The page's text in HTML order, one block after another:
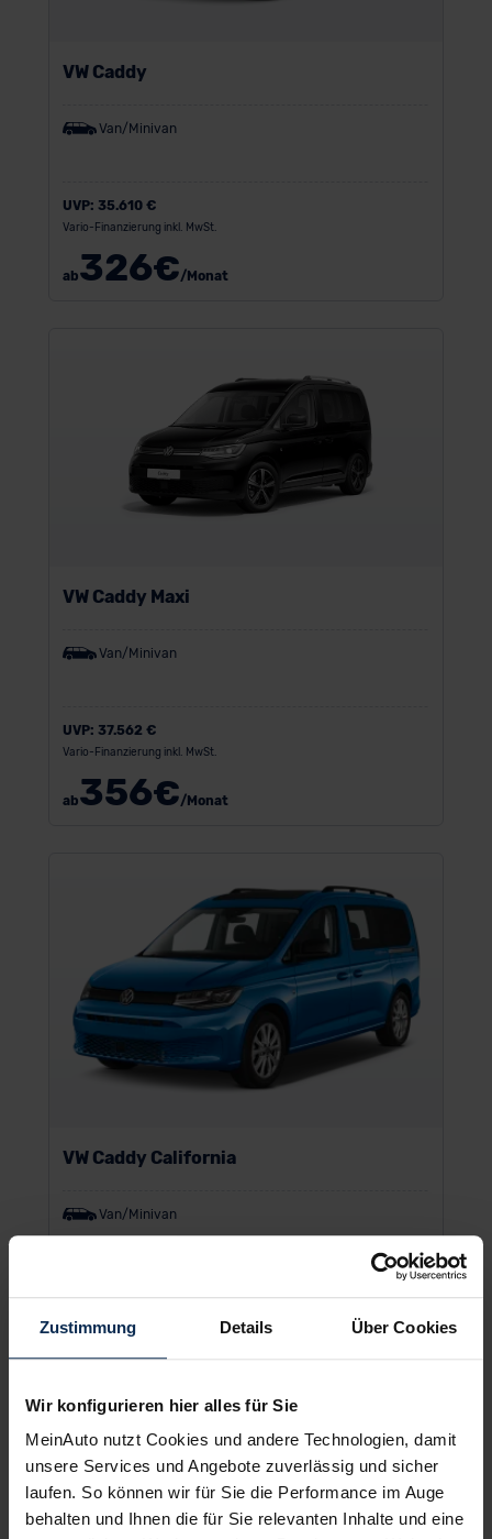
Zustimmung Details Über Cookies
Wir konfigurieren hier alles für Sie
MeinAuto nutzt Cookies und andere Technologien, damit
unsere Services und Angebote zuverlässig und sicher
laufen. So können wir für Sie die Performance im Auge
behalten und Ihnen die für Sie relevanten Inhalte und eine
VW Caddy
Van/Minivan
UVP: 35.610 €
Vario-Finanzierung inkl. MwSt.
ab326€/Monat
VW Caddy Maxi
Van/Minivan
UVP: 37.562 €
Vario-Finanzierung inkl. MwSt.
ab356€/Monat
VW Caddy California
Van/Minivan
ab356€